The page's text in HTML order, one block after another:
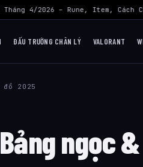
4/2026 – Rune, Item, Cách
ĐẤU TRƯỜNG CHÂN LÝ VALORANT
2025
ngọc &